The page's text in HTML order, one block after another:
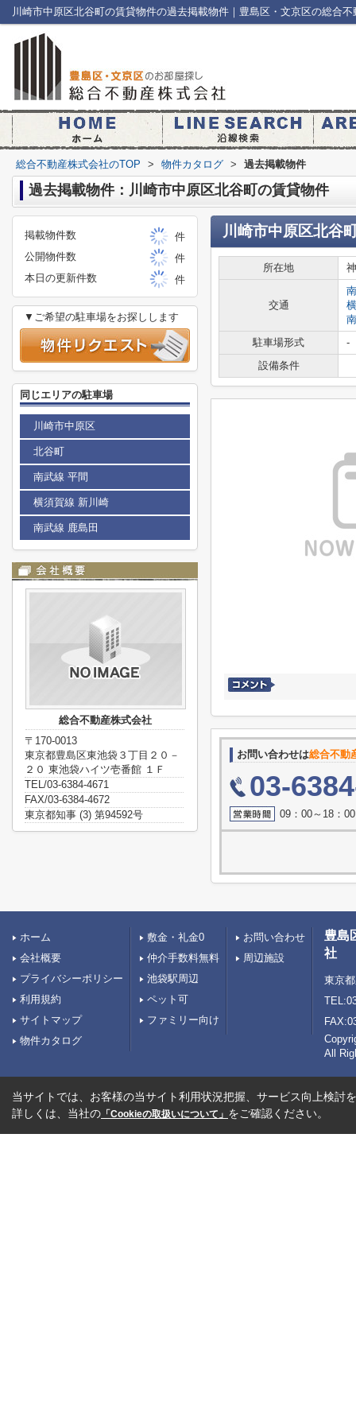
川崎市中原区北谷町の賃貸物件の過去掲載物件｜豊島区・文京区の総合
総合不動産株式会社のTOP > 物件カタログ > 過去掲載物件
過去掲載物件：川崎市中原区北谷町の賃貸物件
川崎市中原区北谷
所在地
交通
駐車場形式
-
設備条件
お問い合わせは総合不動
03-
09：00～18：
掲載物件数
件
公開物件数
件
本日の更新件数
件
▼ご希望の駐車場をお探しします
同じエリアの駐車場
川崎市中原区
北谷町
南武線 平間
横須賀線 新川崎
南武線 鹿島田
総合不動産株式会社
〒170-0013
東京都豊島区東池袋３丁目２０－
２０ 東池袋ハイツ壱番館 １Ｆ
TEL/03-6384-4671
FAX/03-6384-4672
東京都知事 (3) 第94592号
ホーム
会社概要
プライバシーポリシー
利用規約
サイトマップ
物件カタログ
敷金・礼金0
仲介手数料無料
池袋駅周辺
ペット可
ファミリー向け
お問い合わせ
周辺施設
豊島
社
東京
All
当サイトでは、お客様の当サイト利用状況把握、サービス向上検討
詳しくは、当社の 「Cookieの取扱いについて」 をご確認ください。